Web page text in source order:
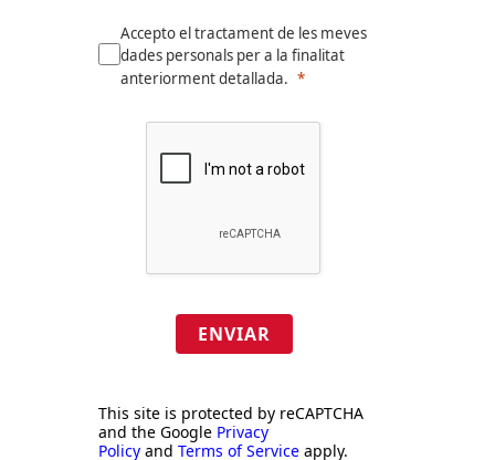
Accepto el tractament de les meves
dades personals per a la finalitat
anteriorment detallada.
ENVIAR
This site is protected by reCAPTCHA
and the Google Privacy
Policy and Terms of Service apply.